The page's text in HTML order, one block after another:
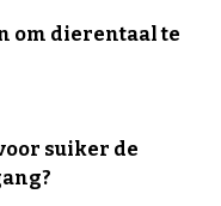
om dierentaal te
suiker de